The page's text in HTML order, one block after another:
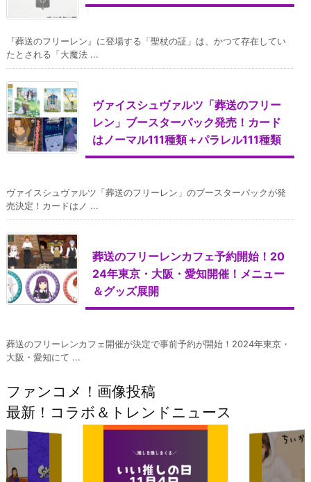
『葬送のフリーレン』に登場する「聖杖の証」は、かつて存在してい
たとされる「大魔法 ...
ヴァイスシュヴァルツ「葬送のフリー
レン」ブースターパック発売！カード
はノーマル111種類＋パラレル111種類
ヴァイスシュヴァルツ「葬送のフリーレン」のブースターパックが発
売決定！カードはノ ...
葬送のフリーレンカフェ予約開始！20
24年東京・大阪・愛知開催！メニュー
＆グッズ展開
葬送のフリーレンカフェ開催が決定で事前予約が開始！2024年東京・
大阪・愛知にて ...
ファンコメ！画像投稿
最新！コラボ＆トレンドニュース